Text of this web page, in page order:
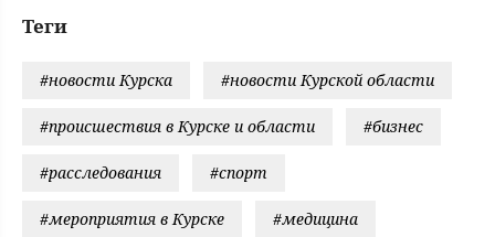
Теги
#новости Курска #новости Курской области
#происшествия в Курске и области #бизнес
#расследования #спорт
#мероприятия в Курске #медицина